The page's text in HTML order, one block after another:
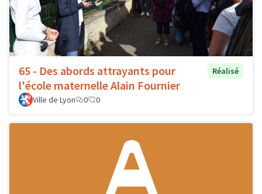
65 - Des abords attrayants pour
l'école maternelle Alain Fournier
Réalisé
Ville de Lyon 0 0